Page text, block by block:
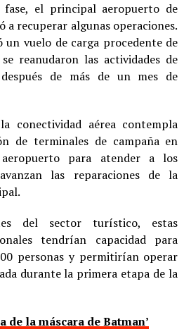
el principal aeropuerto de
a recuperar algunas operaciones.
un vuelo de carga procedente de
reanudaron las actividades de
de más de un mes de
conectividad aérea contempla
de terminales de campaña en
para atender a los
las reparaciones de la
del sector turístico, estas
tendrían capacidad para
personas y permitirían operar
durante la primera etapa de la
de la máscara de Batman’